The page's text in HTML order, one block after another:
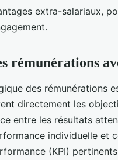
extra-salariaux,
rémunérations
des
directement les
entre les résultats
individuelle et
(KPI)